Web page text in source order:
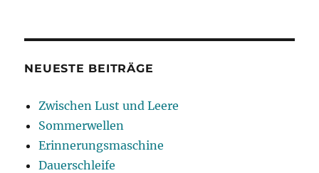
NEUESTE BEITRÄGE
Zwischen Lust und Leere
Sommerwellen
Erinnerungsmaschine
Dauerschleife